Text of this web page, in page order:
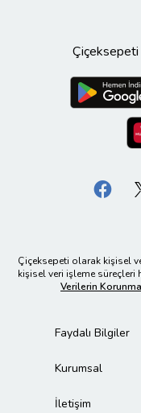
Çiçeksepeti
Çiçeksepeti olarak kişisel
kişisel veri işleme süreçleri
Verilerin
Faydalı Bilgiler
Kurumsal
İletişim